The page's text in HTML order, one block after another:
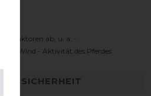
Faktoren ab, u. a. -
- Wind - Aktivität des Pferdes